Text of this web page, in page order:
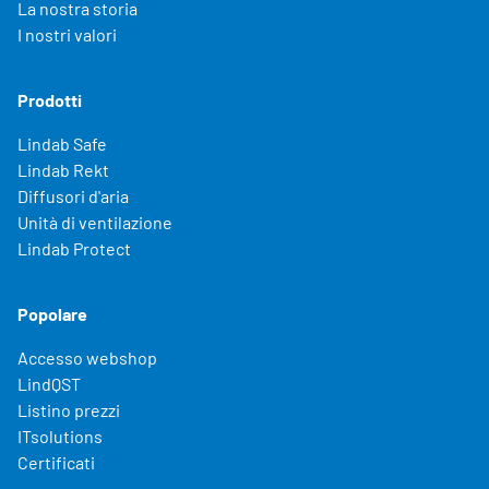
La nostra storia
I nostri valori
Prodotti
Lindab Safe
Lindab Rekt
Diffusori d'aria
Unità di ventilazione
Lindab Protect
Popolare
Accesso webshop
LindQST
Listino prezzi
ITsolutions
Certificati